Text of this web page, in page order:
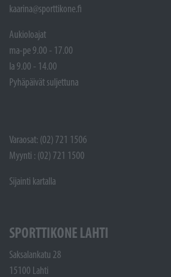
kaarina@sporttikone.fi
Aukioloajat
ma-pe 9.00 - 17.00
la 9.00 - 14.00
Pyhäpäivät suljettuna
Varaosat: (02) 721 1506
Myynti : (02) 721 1500
Sijainti kartalla
SPORTTIKONE LAHTI
Saksalankatu 28
15100 Lahti